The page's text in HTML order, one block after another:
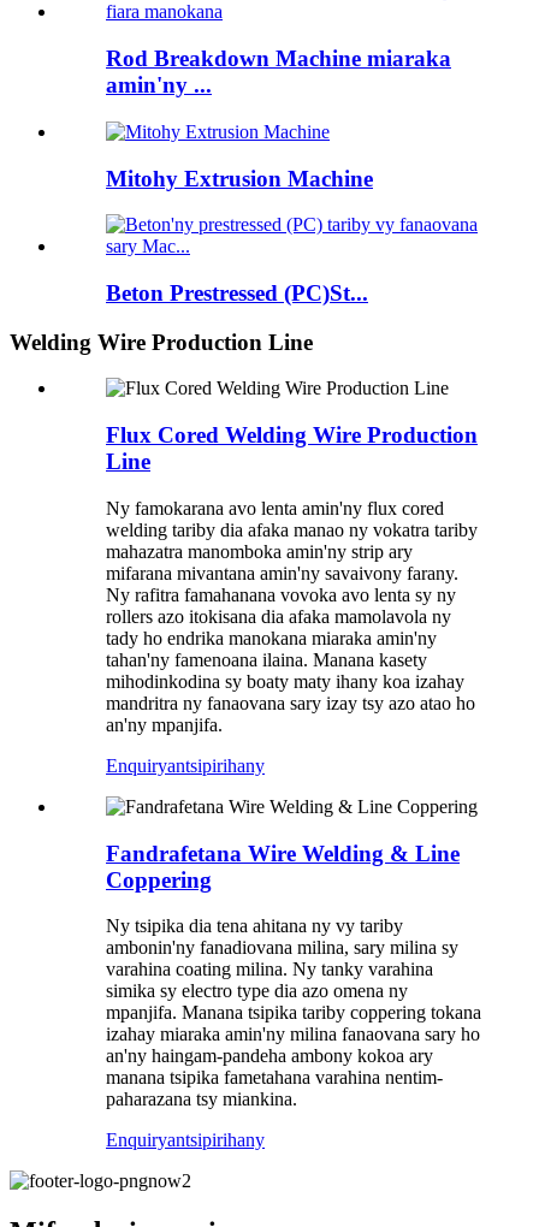
Rod Breakdown Machine miaraka
amin'ny ...
Mitohy Extrusion Machine
Beton Prestressed (PC)St...
Welding Wire Production Line
Flux Cored Welding Wire Production
Line
Ny famokarana avo lenta amin'ny flux cored
welding tariby dia afaka manao ny vokatra tariby
mahazatra manomboka amin'ny strip ary
mifarana mivantana amin'ny savaivony farany.
Ny rafitra famahanana vovoka avo lenta sy ny
rollers azo itokisana dia afaka mamolavola ny
tady ho endrika manokana miaraka amin'ny
tahan'ny famenoana ilaina. Manana kasety
mihodinkodina sy boaty maty ihany koa izahay
mandritra ny fanaovana sary izay tsy azo atao ho
an'ny mpanjifa.
Enquiryantsipirihany
Fandrafetana Wire Welding & Line
Coppering
Ny tsipika dia tena ahitana ny vy tariby
ambonin'ny fanadiovana milina, sary milina sy
varahina coating milina. Ny tanky varahina
simika sy electro type dia azo omena ny
mpanjifa. Manana tsipika tariby coppering tokana
izahay miaraka amin'ny milina fanaovana sary ho
an'ny haingam-pandeha ambony kokoa ary
manana tsipika fametahana varahina nentim-
paharazana tsy miankina.
Enquiryantsipirihany